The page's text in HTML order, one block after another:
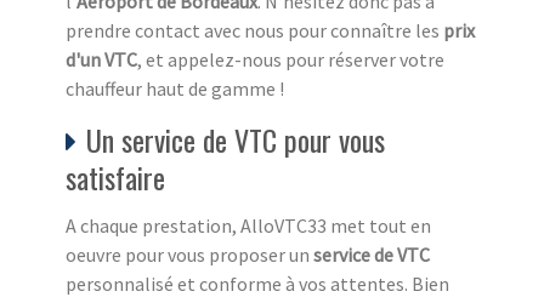
prendre contact avec nous pour connaître les prix
d'un VTC, et appelez-nous pour réserver votre
chauffeur haut de gamme !
Un service de VTC pour vous
satisfaire
A chaque prestation, AlloVTC33 met tout en
oeuvre pour vous proposer un service de VTC
personnalisé et conforme à vos attentes. Bien